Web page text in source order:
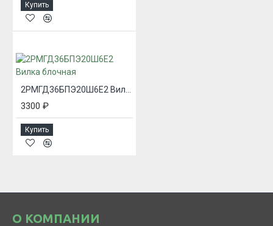
Купить
2РМГД36БПЭ20Ш6Е2 Вилка блочная
3300 ₽
Купить
О КОМПАНИИ